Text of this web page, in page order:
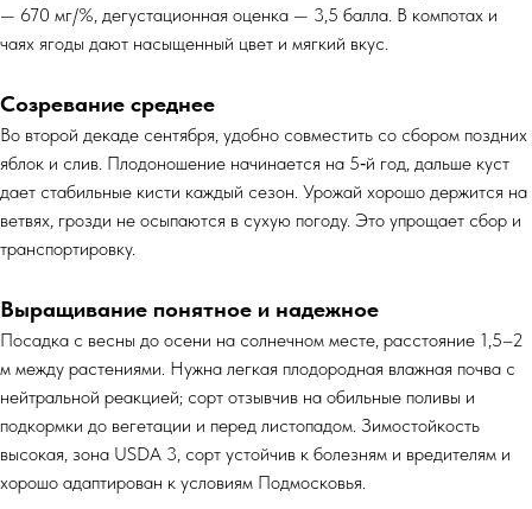
— 670 мг/%, дегустационная оценка — 3,5 балла. В компотах и
чаях ягоды дают насыщенный цвет и мягкий вкус.
Созревание среднее
Во второй декаде сентября, удобно совместить со сбором поздних
яблок и слив. Плодоношение начинается на 5‑й год, дальше куст
дает стабильные кисти каждый сезон. Урожай хорошо держится на
ветвях, грозди не осыпаются в сухую погоду. Это упрощает сбор и
транспортировку.
Выращивание понятное и надежное
Посадка с весны до осени на солнечном месте, расстояние 1,5–2
м между растениями. Нужна легкая плодородная влажная почва с
нейтральной реакцией; сорт отзывчив на обильные поливы и
подкормки до вегетации и перед листопадом. Зимостойкость
высокая, зона USDA 3, сорт устойчив к болезням и вредителям и
хорошо адаптирован к условиям Подмосковья.